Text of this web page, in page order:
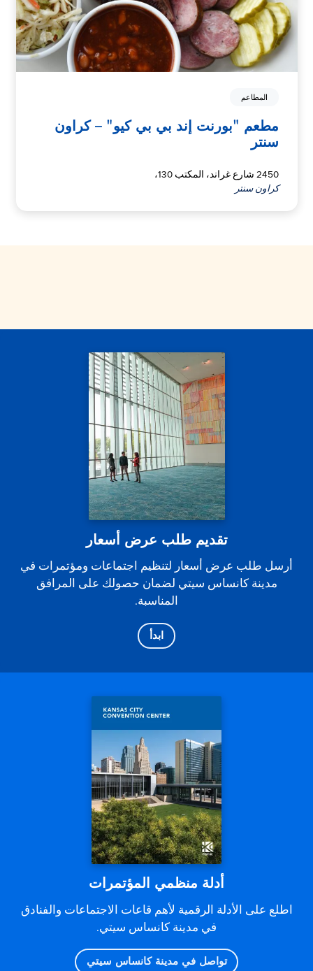
المطاعم
مطعم "بورنت إند بي بي كيو" – كراون
سنتر
2450 شارع غراند، المكتب 130،
كراون سنتر
تقديم طلب عرض أسعار
أرسل طلب عرض أسعار لتنظيم اجتماعات ومؤتمرات في
مدينة كانساس سيتي لضمان حصولك على المرافق
المناسبة.
ابدأ
أدلة منظمي المؤتمرات
اطلع على الأدلة الرقمية لأهم قاعات الاجتماعات والفنادق
في مدينة كانساس سيتي.
تواصل في مدينة كانساس سيتي